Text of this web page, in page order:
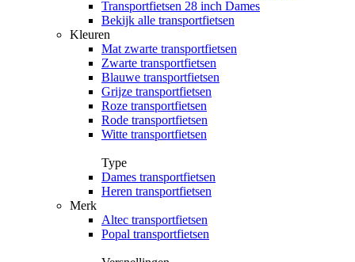
Transportfietsen 28 inch Dames
Bekijk alle transportfietsen
Kleuren
Mat zwarte transportfietsen
Zwarte transportfietsen
Blauwe transportfietsen
Grijze transportfietsen
Roze transportfietsen
Rode transportfietsen
Witte transportfietsen
Type
Dames transportfietsen
Heren transportfietsen
Merk
Altec transportfietsen
Popal transportfietsen